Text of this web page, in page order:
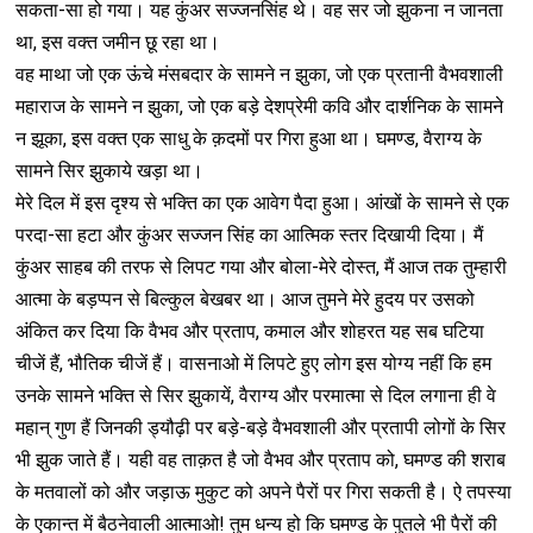
सकता-सा हो गया। यह कुंअर सज्जनसिंह थे। वह सर जो झुकना न जानता
था, इस वक्त जमीन छू रहा था।
वह माथा जो एक ऊंचे मंसबदार के सामने न झुका, जो एक प्रतानी वैभवशाली
महाराज के सामने न झुका, जो एक बड़े देशप्रेमी कवि और दार्शनिक के सामने
न झूका, इस वक्त एक साधु के क़दमों पर गिरा हुआ था। घमण्ड, वैराग्य के
सामने सिर झुकाये खड़ा था।
मेरे दिल में इस दृश्य से भक्ति का एक आवेग पैदा हुआ। आंखों के सामने से एक
परदा-सा हटा और कुंअर सज्जन सिंह का आत्मिक स्तर दिखायी दिया। मैं
कुंअर साहब की तरफ से लिपट गया और बोला-मेरे दोस्त, मैं आज तक तुम्हारी
आत्मा के बड़प्पन से बिल्कुल बेखबर था। आज तुमने मेरे हुदय पर उसको
अंकित कर दिया कि वैभव और प्रताप, कमाल और शोहरत यह सब घटिया
चीजें हैं, भौतिक चीजें हैं। वासनाओ में लिपटे हुए लोग इस योग्य नहीं कि हम
उनके सामने भक्ति से सिर झुकायें, वैराग्य और परमात्मा से दिल लगाना ही वे
महान् गुण हैं जिनकी ड्यौढ़ी पर बड़े-बड़े वैभवशाली और प्रतापी लोगों के सिर
भी झुक जाते हैं। यही वह ताक़त है जो वैभव और प्रताप को, घमण्ड की शराब
के मतवालों को और जड़ाऊ मुकुट को अपने पैरों पर गिरा सकती है। ऐ तपस्या
के एकान्त में बैठनेवाली आत्माओ! तुम धन्य हो कि घमण्ड के पुतले भी पैरों की